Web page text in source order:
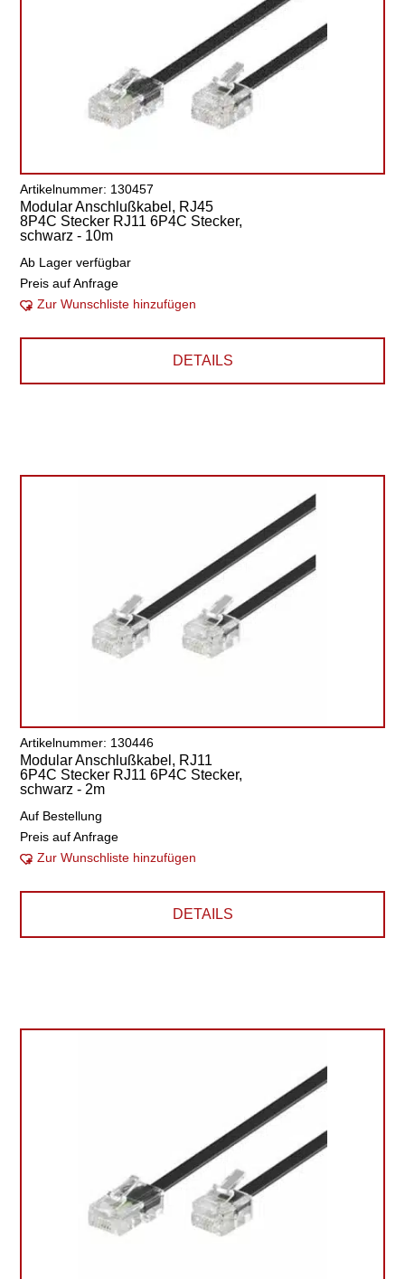
Artikelnummer: 130457
Modular Anschlußkabel, RJ45
8P4C Stecker RJ11 6P4C Stecker,
schwarz - 10m
Ab Lager verfügbar
Preis auf Anfrage
Zur Wunschliste hinzufügen
DETAILS
Artikelnummer: 130446
Modular Anschlußkabel, RJ11
6P4C Stecker RJ11 6P4C Stecker,
schwarz - 2m
Auf Bestellung
Preis auf Anfrage
Zur Wunschliste hinzufügen
DETAILS